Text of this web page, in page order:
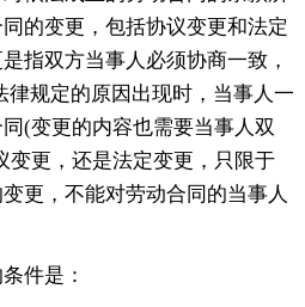
的变更，包括协议变更和法定
指双方当事人必须协商一致，
规定的原因出现时，当事人一
(变更的内容也需要当事人双
变更，还是法定变更，只限于
更，不能对劳动合同的当事人
件是：